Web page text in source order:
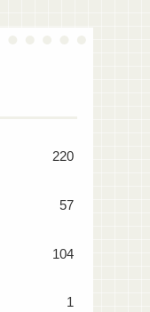
220
57
104
1